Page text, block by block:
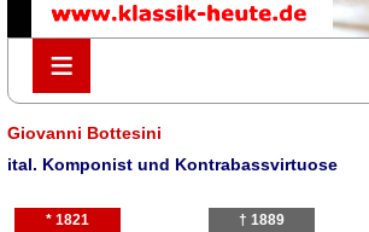
≡
≡
Giovanni Bottesini
ital. Komponist und Kontrabassvirtuose
* 1821 † 1889